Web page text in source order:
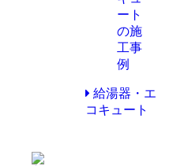
給湯器・エ
コキュート